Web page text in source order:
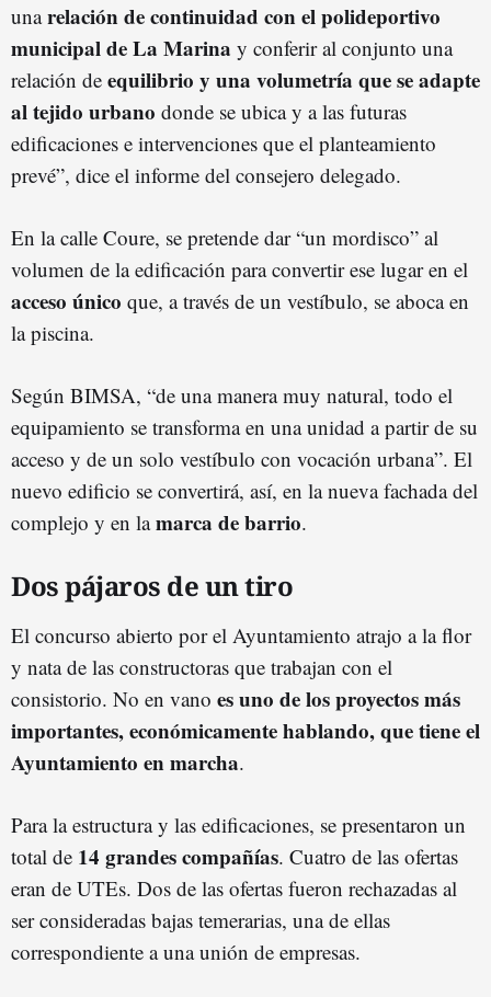
unarelación de continuidad con el polideportivo
municipal de La Marina y conferir al conjunto una
relación de equilibrio y una volumetría que se adapte
al tejido urbano donde se ubica y a las futuras
edificaciones e intervenciones que el planteamiento
prevé”, dice el informe del consejero delegado.
En la calle Coure, se pretende dar “un mordisco” al
volumen de la edificación para convertir ese lugar en el
acceso único que, a través de un vestíbulo, se aboca en
la piscina.
Según BIMSA, “de una manera muy natural, todo el
equipamiento se transforma en una unidad a partir de su
acceso y de un solo vestíbulo con vocación urbana”. El
nuevo edificio se convertirá, así, en la nueva fachada del
complejo y en lamarca de barrio.
Dos pájaros de un tiro
El concurso abierto por el Ayuntamiento atrajo a la flor
y nata de las constructoras que trabajan con el
consistorio. No en vano es uno de los proyectos más
importantes, económicamente hablando, que tiene el
Ayuntamiento en marcha.
Para la estructura y las edificaciones, se presentaron un
total de 14 grandes compañías. Cuatro de las ofertas
eran de UTEs. Dos de las ofertas fueron rechazadas al
ser consideradas bajas temerarias, una de ellas
correspondiente a una unión de empresas.